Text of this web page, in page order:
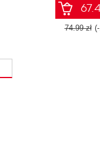
74.99 zł